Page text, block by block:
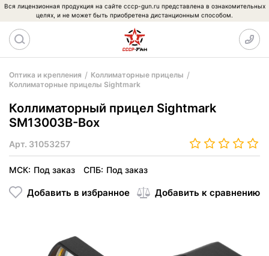
Вся лицензионная продукция на сайте cccp-gun.ru представлена в ознакомительных
целях, и не может быть приобретена дистанционным способом.
Оптика и крепления
Коллиматорные прицелы
Коллиматорные прицелы Sightmark
Коллиматорный прицел Sightmark
SM13003B-Box
Арт. 31053257
МСК: Под заказ СПБ: Под заказ
Добавить в избранное Добавить к сравнению